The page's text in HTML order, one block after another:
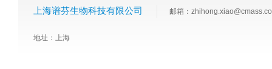
上海谱芬生物科技有限公司 邮箱：
地址：上海